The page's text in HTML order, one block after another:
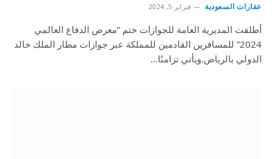
عقارات السعودية فبراير 5, 2024
أطلقت المديرية العامة للجوازات ختم “معرض الدفاع العالمي
2024” للمسافرين القادمين للمملكة عبر جوازات مطار الملك خالد
الدولي بالرياض.ويأتي تزامنًا…